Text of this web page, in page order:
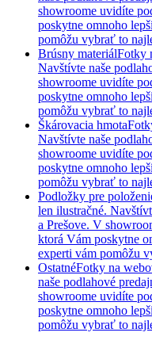
showroome uvidíte
poskytne omnoho
pomôžu vybrať to
Brúsny materiálFotky
Navštívte naše
showroome uvidíte
poskytne omnoho
pomôžu vybrať to
Škárovacia hmota
Navštívte naše
showroome uvidíte
poskytne omnoho
pomôžu vybrať to
Podložky pre
len ilustračné.
a Prešove. V
ktorá Vám poskytne
experti vám pomôžu
OstatnéFotky na
naše podlahové
showroome uvidíte
poskytne omnoho
pomôžu vybrať to